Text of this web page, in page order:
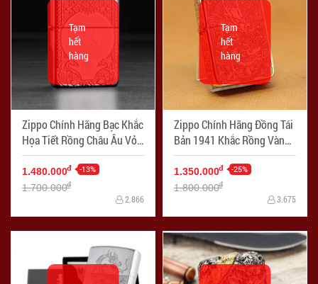
Zippo Chính Hãng Bạc Khắc
Họa Tiết Rồng Châu Âu Vỏ
Dày
Tạm
hết
hàng
1.480.000đ -13%
1.700.000đ
2.866
Zippo Chính Hãng Đồng Tái
Bản 1941 Khắc Rồng Vàng
Cùng Họa Tiết Tinh Xảo
Tạm
hết
hàng
1.350.000đ -25%
1.800.000đ
3.675